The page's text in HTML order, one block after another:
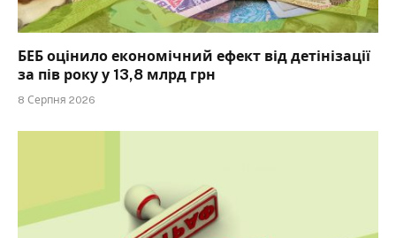
БЕБ оцінило економічний ефект від детінізації
за пів року у 13,8 млрд грн
8 Серпня 2026